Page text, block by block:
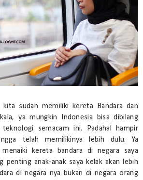
kita sudah memiliki kereta Bandara dan
ya mungkin Indonesia bisa dibilang
semacam ini. Padahal hampir
telah memilikinya lebih dulu. Ya
kereta bandara di negara saya
penting anak-anak saya kelak akan lebih
di negara nya bukan di negara orang